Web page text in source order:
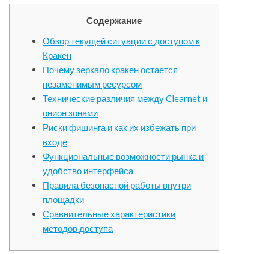
Содержание
Обзор текущей ситуации с доступом к
Кракен
Почему зеркало кракен остается
незаменимым ресурсом
Технические различия между Clearnet и
онион зонами
Риски фишинга и как их избежать при
входе
Функциональные возможности рынка и
удобство интерфейса
Правила безопасной работы внутри
площадки
Сравнительные характеристики
методов доступа